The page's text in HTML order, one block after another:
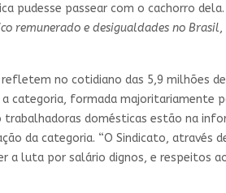
pudesse passear com o cachorro
remunerado e desigualdades no Brasil,
no cotidiano das 5,9 milhões
a categoria, formada majoritariamente
trabalhadoras domésticas estão na
da categoria. “O Sindicato, através
a luta por salário dignos, e respeitos